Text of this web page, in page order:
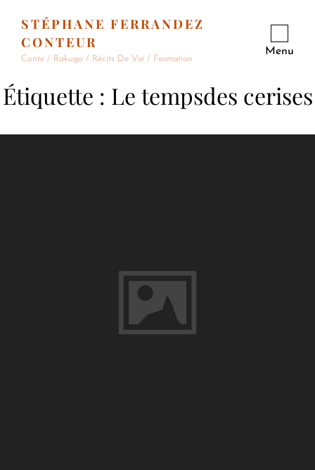
STÉPHANE FERRANDEZ
CONTEUR
Conte / Rakugo / Récits De Vie / Formation
Menu
Étiquette : Le tempsdes cerises